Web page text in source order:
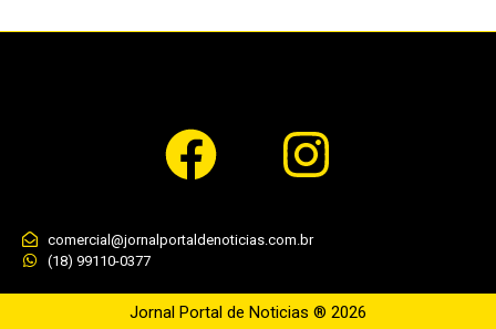
comercial@jornalportaldenoticias.com.br
(18) 99110-0377
Jornal Portal de Noticias ® 2026